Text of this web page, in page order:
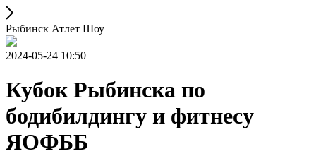
Рыбинск Атлет Шоу
2024-05-24 10:50
Кубок Рыбинска по
бодибилдингу и фитнесу
ЯОФББ